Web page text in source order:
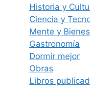
Historia y
Ciencia y
Mente y
Gastronomía
Dormir mejor
Obras
Libros